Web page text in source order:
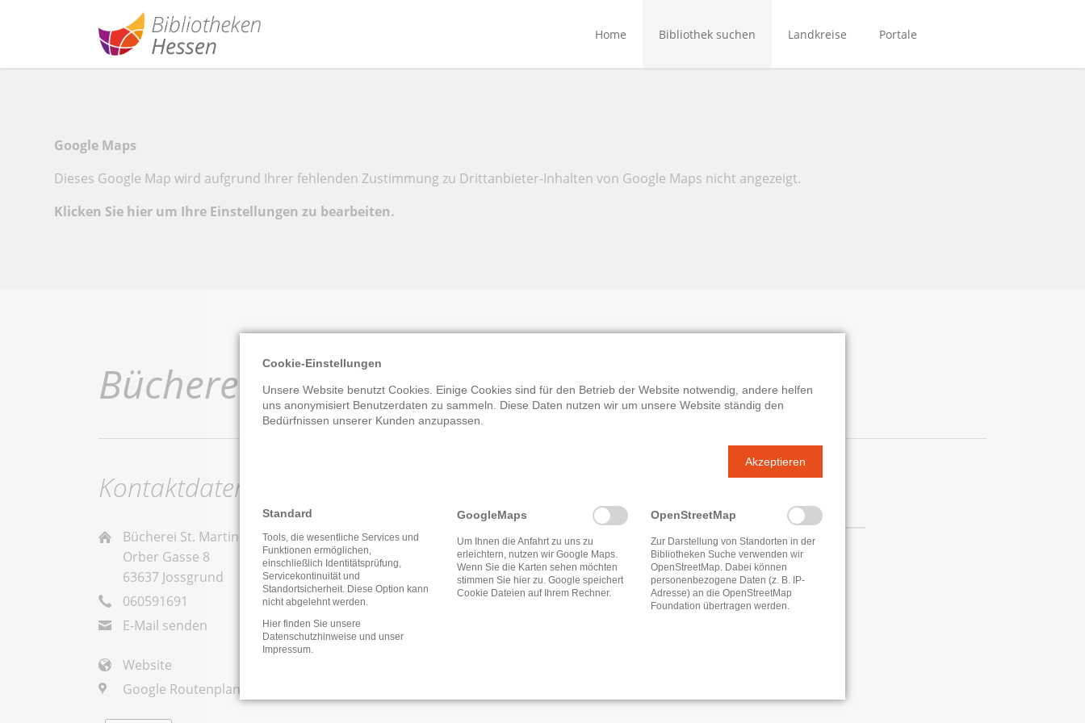
Home Bibliothek suchen Landkreise Portale
NordhessenBIB
Google Maps
Dieses Google Map wird aufgrund Ihrer fehlenden Zustimmung zu Drittanbieter-Inhalten von Google Maps nicht angezeigt.
Klicken Sie hier um Ihre Einstellungen zu bearbeiten.
Bücherei St. Martin Oberndorf
Kontaktdaten
Bücherei St. Martin Oberndorf
Orber Gasse 8
63637 Jossgrund
060591691
E-Mail senden
Website
Google Routenplaner
Cookie-Einstellungen
Unsere Website benutzt Cookies. Einige Cookies sind für den Betrieb der Website notwendig, andere helfen
uns anonymisiert Benutzerdaten zu sammeln. Diese Daten nutzen wir um unsere Website ständig den
Bedürfnissen unserer Kunden anzupassen.
Akzeptieren
Standard
Tools, die wesentliche Services und
Funktionen ermöglichen,
einschließlich Identitätsprüfung,
Servicekontinuität und
Standortsicherheit. Diese Option kann
nicht abgelehnt werden.
Hier finden Sie unsere
Datenschutzhinweise und unser
Impressum.
GoogleMaps
Um Ihnen die Anfahrt zu uns zu
erleichtern, nutzen wir Google Maps.
Wenn Sie die Karten sehen möchten
stimmen Sie hier zu. Google speichert
Cookie Dateien auf Ihrem Rechner.
OpenStreetMap
Zur Darstellung von Standorten in der
Bibliotheken Suche verwenden wir
OpenStreetMap. Dabei können
personenbezogene Daten (z. B. IP-
Adresse) an die OpenStreetMap
Foundation übertragen werden.